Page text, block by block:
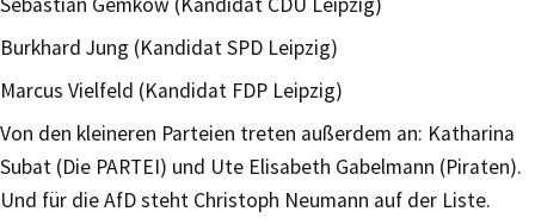
Burkhard Jung (Kandidat SPD Leipzig)
Marcus Vielfeld (Kandidat FDP Leipzig)
Von den kleineren Parteien treten außerdem an: Katharina
Subat (Die PARTEI) und Ute Elisabeth Gabelmann (Piraten).
Und für die AfD steht Christoph Neumann auf der Liste.